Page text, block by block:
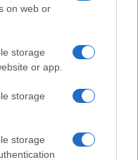
on web or
storage
or app.
storage
storage